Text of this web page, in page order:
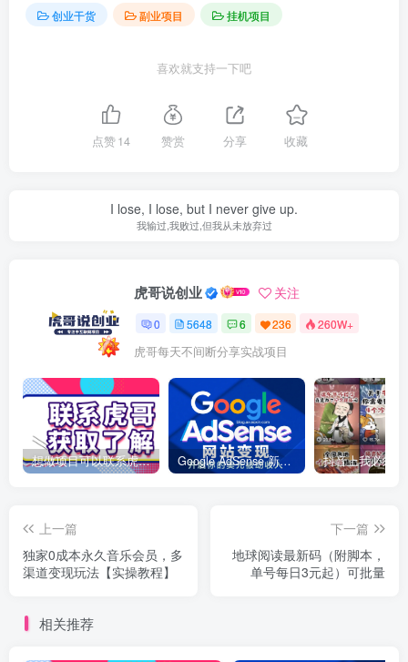
创业干货 副业项目 挂机项目
喜欢就支持一下吧
点赞14 赞赏 分享 收藏
I lose, I lose, but I never give up.
我输过,我败过,但我从未放弃过
虎哥说创业 关注
0 5648 6 236 260W+
虎哥每天不间断分享实战项目
想做项目可以联系虎哥微信 虎哥一对一解答并且远程视频教学 Google AdSense 新手接入教程：虎哥手把手教你用网站赚取美元收入
上一篇
独家0成本永久音乐会员，多
渠道变现玩法【实操教程】
下一篇
地球阅读最新码（附脚本，
单号每日3元起）可批量
相关推荐